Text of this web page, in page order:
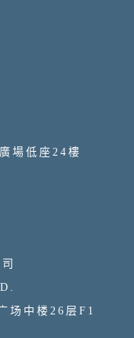
場低座24樓
场中楼26层F1